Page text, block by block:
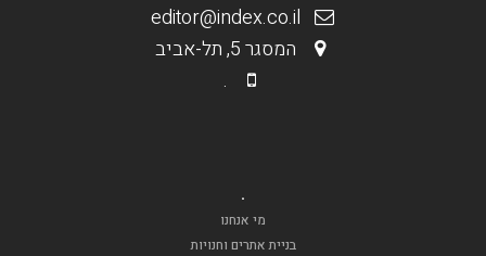
המסגר 5, תל-אביב
.
.
מי אנחנו
בניית אתרים וחנויות